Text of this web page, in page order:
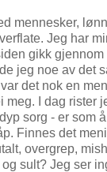
mennesker,
Jeg har
gikk
jeg noe av det
det nok en
meg. I dag rister
sorg - er som
Finnes det
overgrep,
sult? Jeg ser